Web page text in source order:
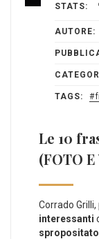
STATS:
AUTORE:
TAGS:
Le 10
(FOTO
Corrado
interessanti